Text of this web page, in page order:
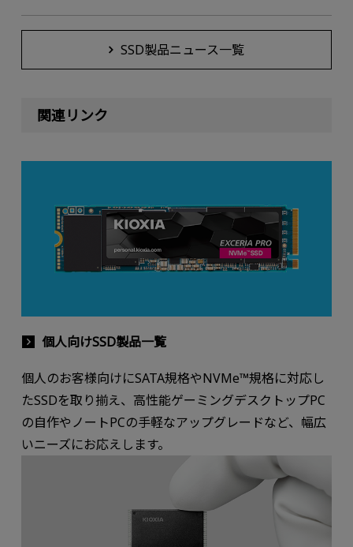
SSD製品ニュース一覧
関連リンク
個人向けSSD製品一覧
個人のお客様向けにSATA規格やNVMe™規格に対応し
たSSDを取り揃え、高性能ゲーミングデスクトップPC
の自作やノートPCの手軽なアップグレードなど、幅広
いニーズにお応えします。